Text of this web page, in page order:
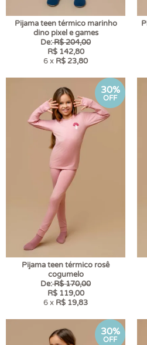
Pijama teen térmico marinho
dino pixel e games
De:R$ 204,00
R$ 142,80
6 x R$ 23,80
30%
OFF
Pijama teen térmico rosê
cogumelo
De:R$ 170,00
R$ 119,00
6 x R$ 19,83
30%
OFF